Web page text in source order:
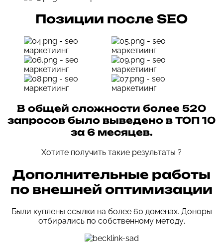
Позиции после SEO
В общей сложности более 520
запросов было выведено в ТОП 10
за 6 месяцев.
Хотите получить такие результаты ?
Дополнительные работы
по внешней оптимизации
Были куплены ссылки на более 60 доменах. Доноры
отбирались по собственному методу.